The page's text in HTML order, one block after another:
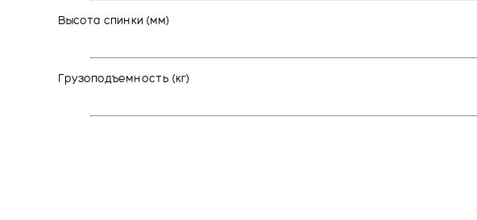
Высота спинки (мм)
Грузоподъемность (кг)